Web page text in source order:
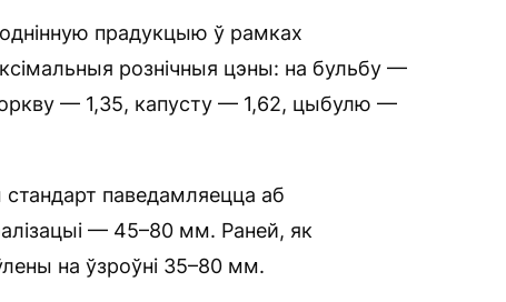
прадукцыю ў рамках
рознічныя цэны: на бульбу —
— 1,35, капусту — 1,62, цыбулю —
паведамляецца аб
— 45–80 мм. Раней, як
на ўзроўні 35–80 мм.